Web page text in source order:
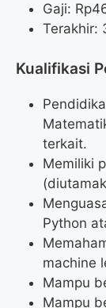
Gaji: Rp
Terakhir:
Kualifikasi
terkait.
Memiliki
Python
machine
Mampu
Mampu